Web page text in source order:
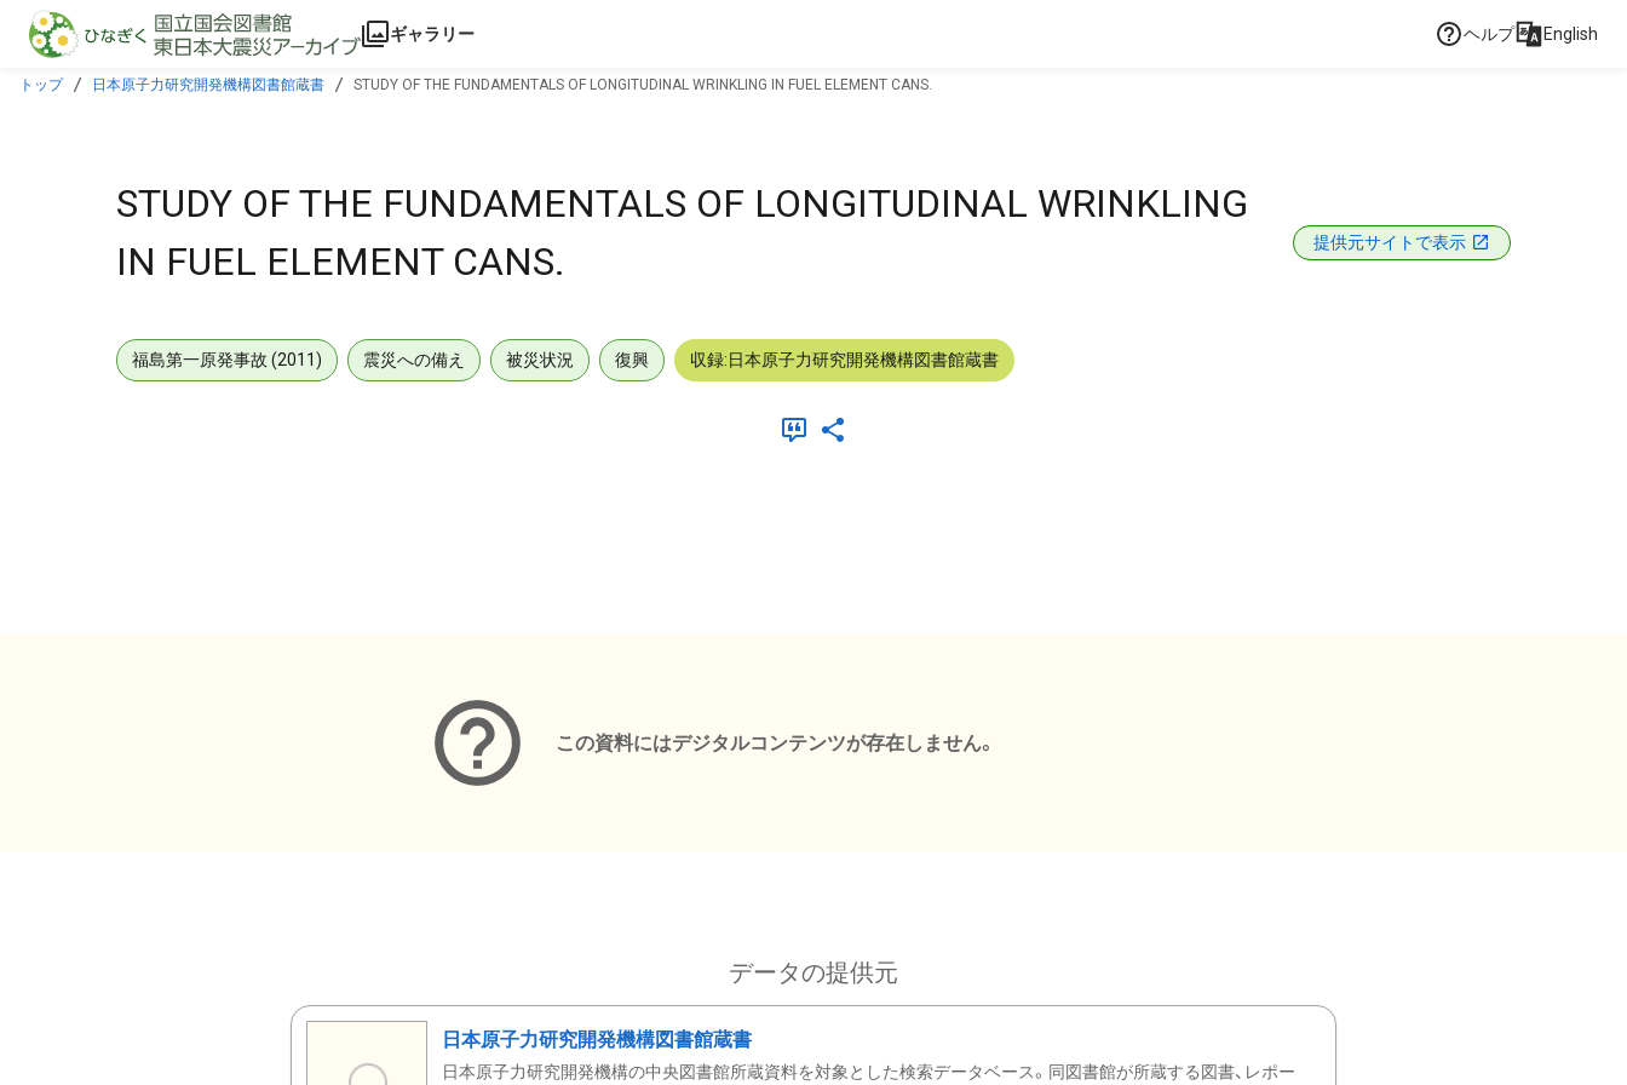
本文に飛ぶ
ギャラリー ヘルプ English
トップ 日本原子力研究開発機構図書館蔵書 STUDY OF THE FUNDAMENTALS OF LONGITUDINAL WRINKLING IN FUEL ELEMENT CANS.
STUDY OF THE FUNDAMENTALS OF LONGITUDINAL WRINKLING
IN FUEL ELEMENT CANS.
提供元サイトで表示
福島第一原発事故 (2011) 震災への備え 被災状況 復興 収録:日本原子力研究開発機構図書館蔵書
この資料にはデジタルコンテンツが存在しません。
データの提供元
日本原子力研究開発機構図書館蔵書
日本原子力研究開発機構の中央図書館所蔵資料を対象とした検索データベース。同図書館が所蔵する図書、レポー